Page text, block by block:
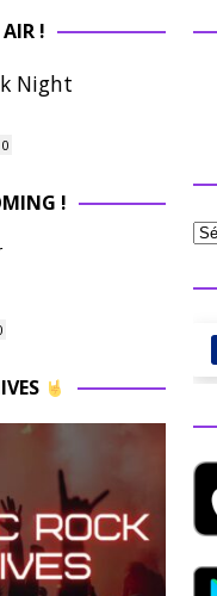
!
Night
!